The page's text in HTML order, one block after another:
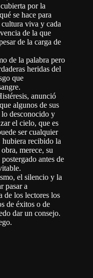
por la
se hace para
viva y cada
de la que
de la carga de
de la palabra pero
heridas del
que
anunció
algunos de sus
lo desconocido y
el cielo, que es
ser cualquier
recibido la
merece, su
antes de
el silencio y la
pasar a
de los lectores los
de éxitos o de
dar un consejo.